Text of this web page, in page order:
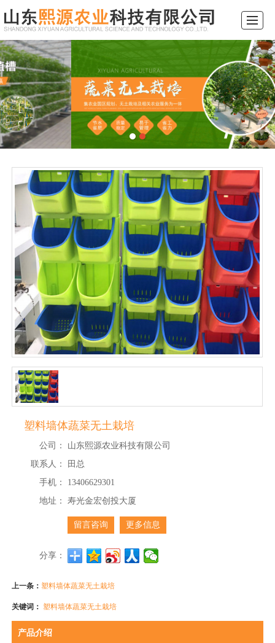
综合首页 关于我们 联系我们
塑料墙体蔬菜无土栽培
公司：
山东熙源农业科技有限公司
联系人：
田总
手机：
13406629301
地址：
寿光金宏创投大厦
留言咨询 更多信息
分享：
上一条：塑料墙体蔬菜无土栽培
关键词：塑料墙体蔬菜无土栽培
产品介绍